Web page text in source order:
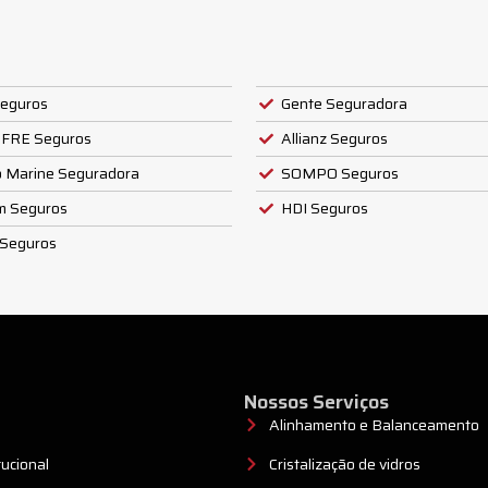
Gente Seguradora
Seguros
Allianz Seguros
Marine Seguradora
SOMPO Seguros
Seguros
HDI Seguros
Nossos Serviços
Alinhamento e Balanceamento
Cristalização de vidros